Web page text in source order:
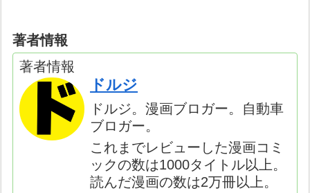
著者情報
著者情報
ドルジ
ドルジ。漫画ブロガー。自動車
ブロガー。
これまでレビューした漫画コミ
ックの数は1000タイトル以上。
読んだ漫画の数は2万冊以上。